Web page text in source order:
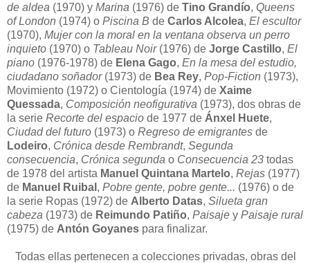
de aldea (1970) y Marina (1976) de Tino Grandío, Queens
of London (1974) o Piscina B de Carlos Alcolea, El escultor
(1970), Mujer con la moral en la ventana observa un perro
inquieto (1970) o Tableau Noir(1976) de Jorge Castillo, El
piano (1976-1978) de Elena Gago, En la mesa del estudio,
ciudadano soñador(1973) de Bea Rey, Pop-Fiction (1973),
Movimiento (1972) o Cientología (1974) de Xaime
Quessada, Composición neofigurativa (1973), dos obras de
la serie Recorte del espacio de 1977 de Ánxel Huete,
Ciudad del futuro (1973) o Regreso de emigrantes de
Lodeiro, Crónica desde Rembrandt, Segunda
consecuencia, Crónica segunda o Consecuencia 23 todas
de 1978 del artista Manuel Quintana Martelo, Rejas (1977)
de Manuel Ruibal , Pobre gente, pobre gente... (1976) o de
la serie Ropas (1972) de Alberto Datas, Silueta gran
cabeza (1973) de Reimundo Patiño, Paisaje y Paisaje rural
(1975) de Antón Goyanes para finalizar.
Todas ellas pertenecen a colecciones privadas, obras del